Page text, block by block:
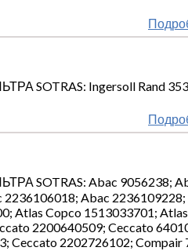
Ingersoll Rand
Abac 9056238;
Abac
Atlas Copco 1513033701;
2200640509; Ceccato
Ceccato 2202726102;